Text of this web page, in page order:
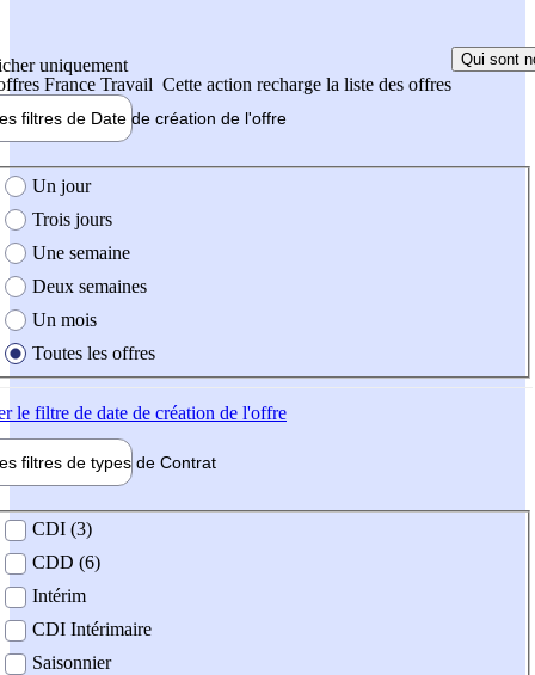
uniquement
France Travail Cette action recharge la liste des offres
Qui sont
filtres de Date de création de l'offre
création de l'offre
Un jour
Trois jours
Une semaine
Deux semaines
Un mois
Toutes les offres
le filtre de date de création de l'offre
filtres de types de Contrat
contrat
CDI (3)
CDD (6)
Intérim
CDI Intérimaire
Saisonnier